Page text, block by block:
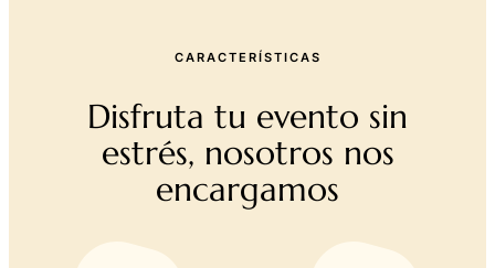
CARACTERÍSTICAS
Disfruta tu evento sin
estrés, nosotros nos
encargamos